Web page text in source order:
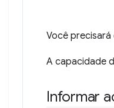
Você
A capacidade
Informar